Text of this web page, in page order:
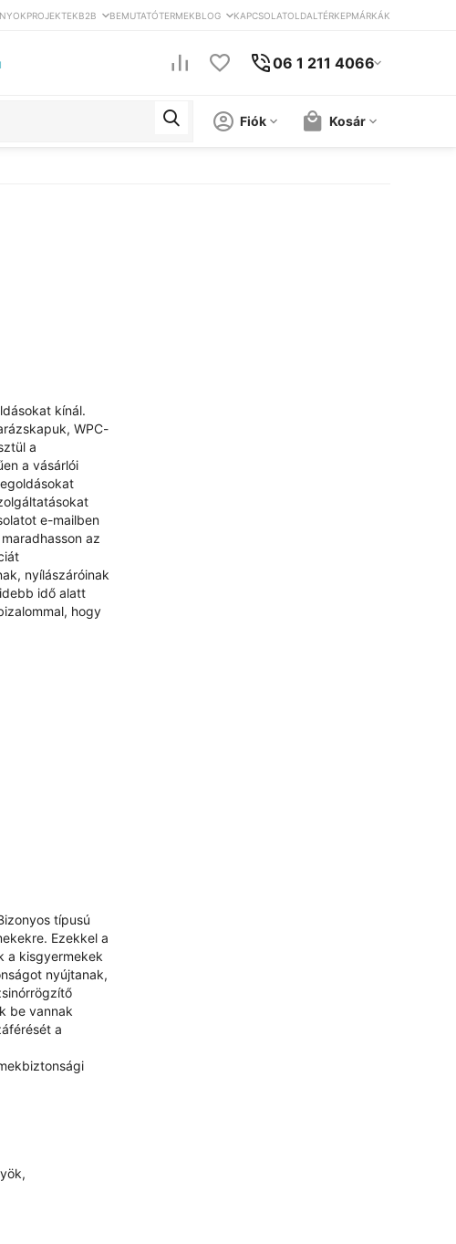
PROJEKTEKB2B BEMUTATÓTERMEKBLOG KAPCSOLATOLDALTÉRKEPMÁRKÁK
06 1 211 4066
Kosár
Fiók
kínál.
WPC-
a
a vásárlói
e-mailben
az
nyílászáróinak
idő alatt
hogy
típusú
Ezekkel a
a kisgyermekek
nyújtanak,
be vannak
a